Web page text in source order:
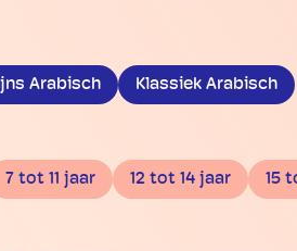
Arabisch Klassiek Arabisch
7 tot 11 jaar 12 tot 14 jaar 15